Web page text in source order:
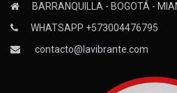
BARRANQUILLA - BOGOTÁ -
WHATSAPP +573004476795
contacto@lavibrante.com